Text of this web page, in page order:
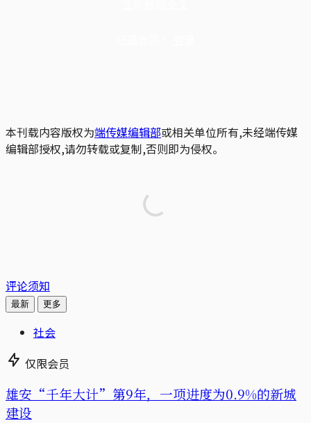
本刊载内容版权为端传媒编辑部或相关单位所有,未经端传媒
编辑部授权,请勿转载或复制,否则即为侵权。
评论须知
最新 更多
社会
仅限会员
雄安“千年大计”第9年，一项进度为0.9%的新城
建设